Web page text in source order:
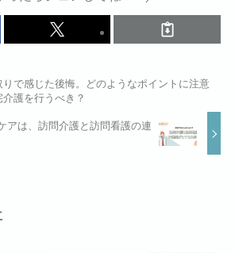
りで感じた後悔。どのようなポイントに注意
介護を行うべき？
アは、訪問介護と訪問看護の連